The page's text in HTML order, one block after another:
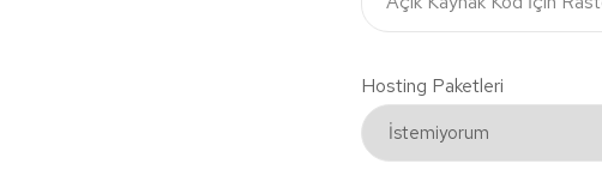
Hosting Paketleri